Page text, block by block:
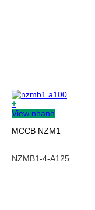
+
View nhanh
MCCB NZM1
NZMB1-4-A125